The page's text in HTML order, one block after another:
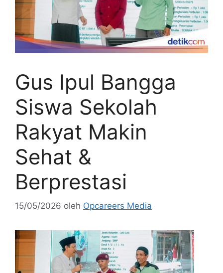
Gus Ipul Bangga
Siswa Sekolah
Rakyat Makin
Sehat &
Berprestasi
15/05/2026 oleh Opcareers Media